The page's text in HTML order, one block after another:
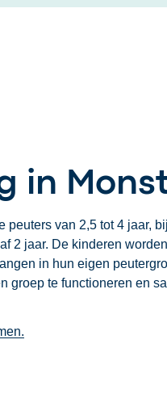
in
peuters van 2,5 tot 4 jaar,
2 jaar. De kinderen
in hun eigen
groep te functioneren en